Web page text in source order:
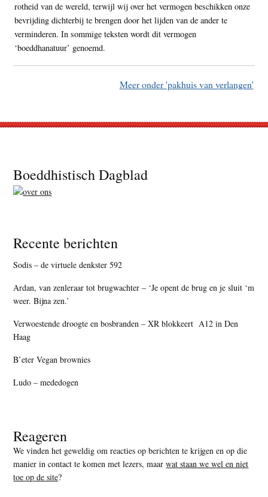
rotheid van de wereld, terwijl wij over het vermogen beschikken onze
bevrijding dichterbij te brengen door het lijden van de ander te
verminderen. In sommige teksten wordt dit vermogen
‘boeddhanatuur’ genoemd.
Meer onder 'pakhuis van verlangen'
Footer
Boeddhistisch Dagblad
Recente berichten
Sodis – de virtuele denkster 592
Ardan, van zenleraar tot brugwachter – ‘Je opent de brug en je sluit ‘m
weer. Bijna zen.’
Verwoestende droogte en bosbranden – XR blokkeert A12 in Den
Haag
B’eter Vegan brownies
Ludo – mededogen
Reageren
We vinden het geweldig om reacties op berichten te krijgen en op die
manier in contact te komen met lezers, maarwat staan we wel en niet
toe op de site?